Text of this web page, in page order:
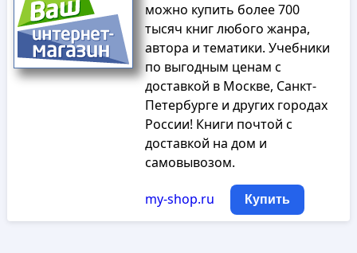
можно купить более 700
тысяч книг любого жанра,
автора и тематики. Учебники
по выгодным ценам с
доставкой в Москве, Санкт-
Петербурге и других городах
России! Книги почтой с
доставкой на дом и
самовывозом.
my-shop.ru Купить